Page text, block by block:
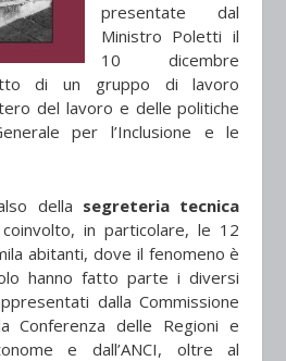
presentate dal
Ministro Poletti il
10 dicembre
di un gruppo di lavoro
del lavoro e delle politiche
per l’Inclusione e le
della segreteria tecnica
in particolare, le 12
abitanti, dove il fenomeno è
hanno fatto parte i diversi
dalla Commissione
Conferenza delle Regioni e
e dall’ANCI, oltre al